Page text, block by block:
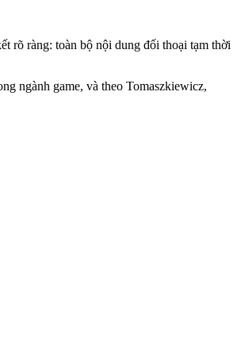
rõ ràng: toàn bộ nội dung đối thoại tạm thời
ngành game, và theo Tomaszkiewicz,